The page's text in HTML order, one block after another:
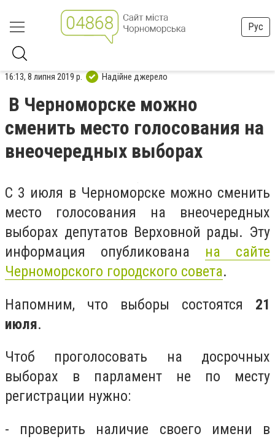
Рус
16:13, 8 липня 2019 р. Надійне джерело
В Черноморске можно
сменить место голосования на
внеочередных выборах
С 3 июля в Черноморске можно сменить
место голосования на внеочередных
выборах депутатов Верховной рады. Эту
информация опубликована на сайте
Черноморского городского совета.
Напомним, что выборы состоятся 21
июля.
Чтоб проголосовать на досрочных
выборах в парламент не по месту
регистрации нужно:
- проверить наличие своего имени в